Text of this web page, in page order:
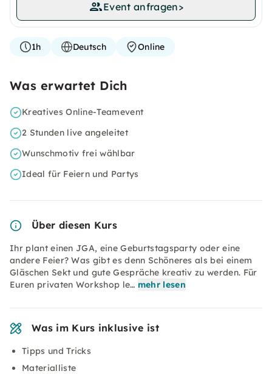
Event anfragen>
1h Deutsch Online
Was erwartet Dich
Kreatives Online-Teamevent
2 Stunden live angeleitet
Wunschmotiv frei wählbar
Ideal für Feiern und Partys
Über diesen Kurs
Ihr plant einen JGA, eine Geburtstagsparty oder eine
andere Feier? Was gibt es denn Schöneres als bei einem
Gläschen Sekt und gute Gespräche kreativ zu werden. Für
Euren privaten Workshop le… mehr lesen
Was im Kurs inklusive ist
Tipps und Tricks
Materialliste